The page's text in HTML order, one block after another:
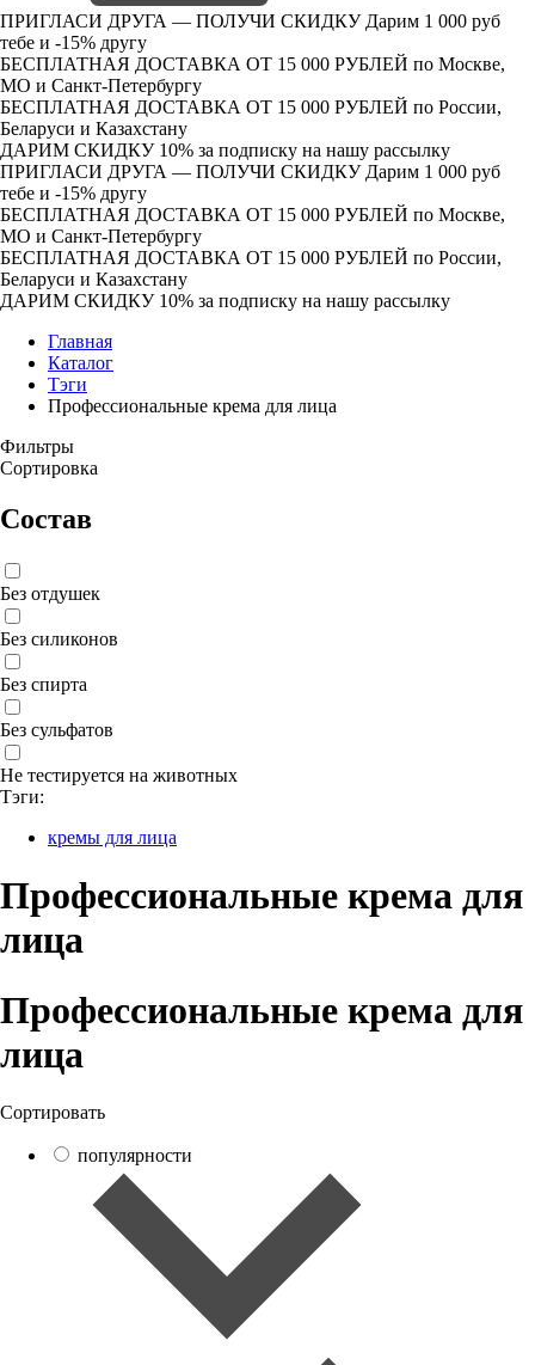
ПРИГЛАСИ ДРУГА — ПОЛУЧИ СКИДКУ Дарим 1 000 руб
тебе и -15% другу
БЕСПЛАТНАЯ ДОСТАВКА ОТ 15 000 РУБЛЕЙ по Москве,
МО и Санкт-Петербургу
БЕСПЛАТНАЯ ДОСТАВКА ОТ 15 000 РУБЛЕЙ по России,
Беларуси и Казахстану
ДАРИМ СКИДКУ 10% за подписку на нашу рассылку
ПРИГЛАСИ ДРУГА — ПОЛУЧИ СКИДКУ Дарим 1 000 руб
тебе и -15% другу
БЕСПЛАТНАЯ ДОСТАВКА ОТ 15 000 РУБЛЕЙ по Москве,
МО и Санкт-Петербургу
БЕСПЛАТНАЯ ДОСТАВКА ОТ 15 000 РУБЛЕЙ по России,
Беларуси и Казахстану
ДАРИМ СКИДКУ 10% за подписку на нашу рассылку
Главная
Каталог
Тэги
Профессиональные крема для лица
Фильтры
Сортировка
Состав
Без отдушек
Без силиконов
Без спирта
Без сульфатов
Не тестируется на животных
Тэги:
кремы для лица
Профессиональные крема для
лица
Профессиональные крема для
лица
Сортировать
популярности